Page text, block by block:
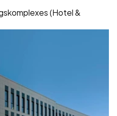
(Hotel &